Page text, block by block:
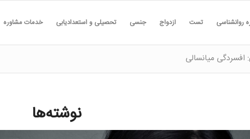
روانشناسی تست ازدواج جنسی تحصیلی و استعدادیابی خدمات مشاوره
افسردگی میانسالی
نوشته‌ها